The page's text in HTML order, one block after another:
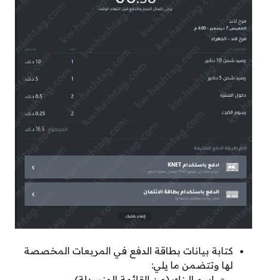
كتابة بيانات بطاقة الدفع في المربعات المخصصة
لها وتتضمن ما يلي: